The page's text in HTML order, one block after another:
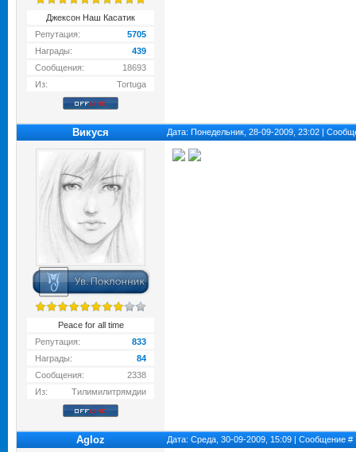
Джексон Наш Касатик
Репутация:
5705
Награды:
439
Сообщения:
18693
Из:
Tortuga
Викуся Дата: Понедельник, 28-09-2009, 23:02 |
Peace for all time
Репутация:
833
Награды:
84
Сообщения:
2338
Из:
Тилимилитрямдии
Agloz Дата: Среда, 30-09-2009, 15:09 | Сообщение #